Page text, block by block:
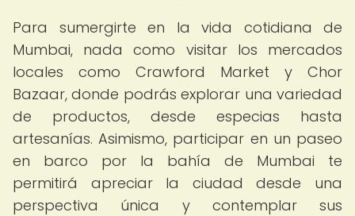
Para sumergirte en la vida cotidiana de
Mumbai, nada como visitar los mercados
locales como Crawford Market y Chor
Bazaar, donde podrás explorar una variedad
de productos, desde especias hasta
artesanías. Asimismo, participar en un paseo
en barco por la bahía de Mumbai te
permitirá apreciar la ciudad desde una
perspectiva única y contemplar sus